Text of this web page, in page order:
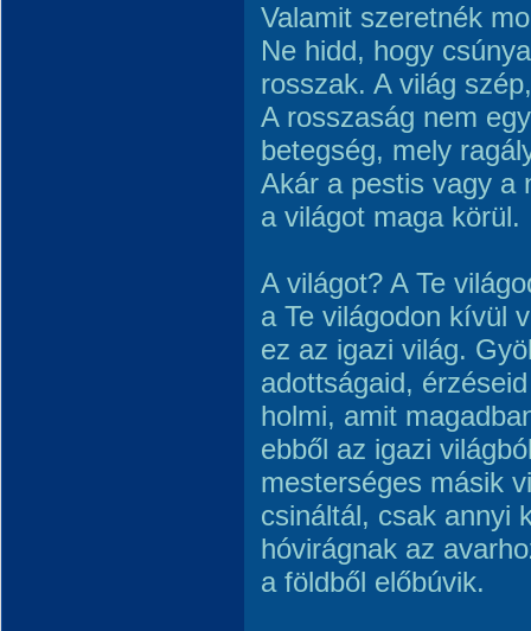
Valamit szeretnék
Ne hidd, hogy
rosszak. A világ
A rosszaság nem
betegség, mely
Akár a pestis vagy a
a világot maga körül.
A világot? A Te
a Te világodon kívül
ez az igazi világ.
adottságaid,
holmi, amit
ebből az igazi
mesterséges másik
csináltál, csak annyi
hóvirágnak az
a földből előbúvik.